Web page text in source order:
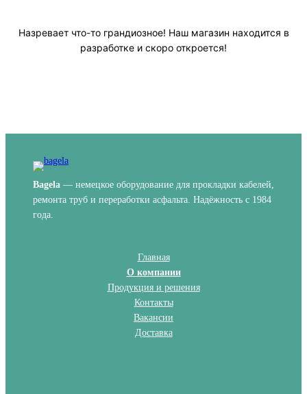
Назревает что-то грандиозное! Наш магазин находится в
разработке и скоро откроется!
Bagela — немецкое оборудование для прокладки кабелей,
ремонта труб и переработки асфальта. Надёжность с 1984
года.
Главная
О компании
Продукция и решения
Контакты
Вакансии
Доставка